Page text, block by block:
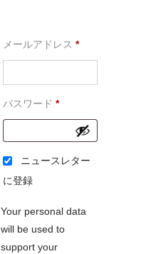
メールアドレス *必
須
パスワード *必
須
ニュースレター
に登録
Your personal data
will be used to
support your